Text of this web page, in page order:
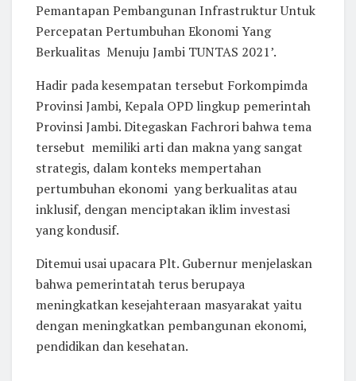
Pemantapan Pembangunan Infrastruktur Untuk
Percepatan Pertumbuhan Ekonomi Yang
Berkualitas Menuju Jambi TUNTAS 2021’.
Hadir pada kesempatan tersebut Forkompimda
Provinsi Jambi, Kepala OPD lingkup pemerintah
Provinsi Jambi. Ditegaskan Fachrori bahwa tema
tersebut memiliki arti dan makna yang sangat
strategis, dalam konteks mempertahan
pertumbuhan ekonomi yang berkualitas atau
inklusif, dengan menciptakan iklim investasi
yang kondusif.
Ditemui usai upacara Plt. Gubernur menjelaskan
bahwa pemerintatah terus berupaya
meningkatkan kesejahteraan masyarakat yaitu
dengan meningkatkan pembangunan ekonomi,
pendidikan dan kesehatan.